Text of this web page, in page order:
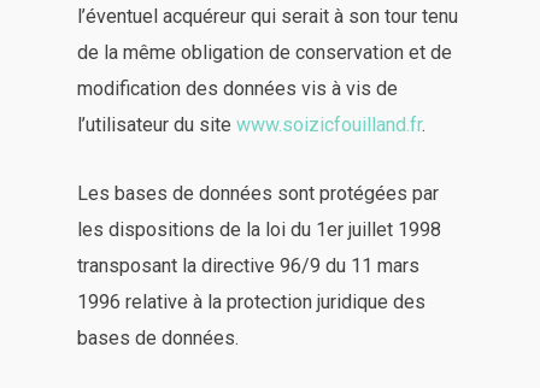
l’éventuel acquéreur qui serait à son tour tenu
de la même obligation de conservation et de
modification des données vis à vis de
l’utilisateur du site www.soizicfouilland.fr.
Les bases de données sont protégées par
les dispositions de la loi du 1er juillet 1998
transposant la directive 96/9 du 11 mars
1996 relative à la protection juridique des
bases de données.